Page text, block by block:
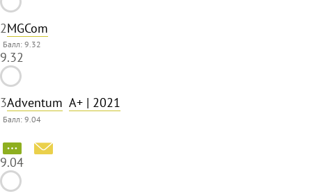
2MGCom
Балл: 9.32
9.32
3Adventum A+ | 2021
Балл: 9.04
9.04